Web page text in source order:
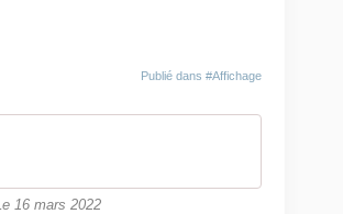
Publié dans #Affichage
16 mars 2022